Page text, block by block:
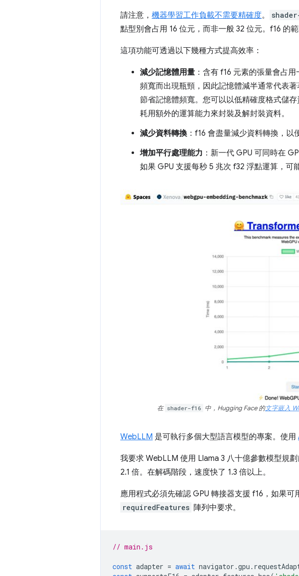
請注意， 機器學習工作負載不需要精確度。
點型別會占用 16 位元，而非一般 32 位元。f16 的
這項功能可透過以下幾種方式提高效率：
減少記憶體用量 ：含有 f16 元素的張量會占
頻寬而出現瓶頸，因此記憶體減半通常代表
節省記憶體頻寬。您可以以低精確度格式儲
耗用額外的運算能力來封裝及解封裝資料。
減少資料轉換 ：f16 會盡量減少資料轉換，
增加平行處理能力 ：新一代 GPU 可同時在
如果 GPU 支援每秒 5 兆次 f32 浮點運算，可
在 shader-f16 中，Hugging Face 的文字嵌入
WebLLM 是可執行多個大型語言模型的專案。使用
我要求 WebLLM 使用 Llama 3 八十億參數模型規
2.1 倍。在解碼階段，速度快了 1.3 倍以上。
應用程式必須先確認 GPU 轉接器支援 f16，如果
requiredFeatures 陣列中要求。
// main.js
const adapter = await navigator .gpu .